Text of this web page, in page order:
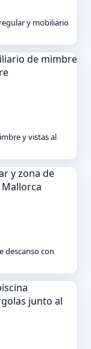
y mobiliario
y vistas al
descanso con